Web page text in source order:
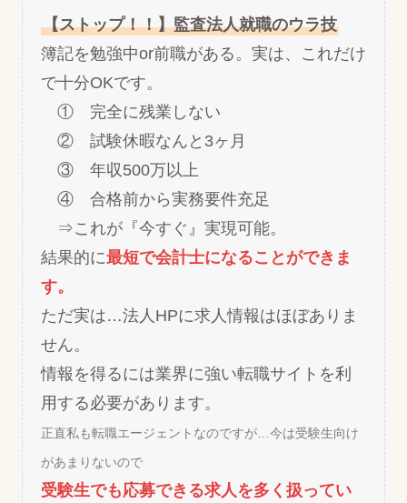
【ストップ！！】監査法人就職のウラ技
簿記を勉強中or前職がある。実は、これだけ
で十分OKです。
① 完全に残業しない
② 試験休暇なんと3ヶ月
③ 年収500万以上
④ 合格前から実務要件充足
⇒これが『今すぐ』実現可能。
結果的に最短で会計士になることができま
す。
ただ実は…法人HPに求人情報はほぼありま
せん。
情報を得るには業界に強い転職サイトを利
用する必要があります。
正直私も転職エージェントなのですが…今は受験生向け
があまりないので
受験生でも応募できる求人を多く扱ってい